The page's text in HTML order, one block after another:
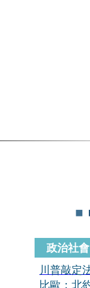
政治社會
川普敲定
比歐：北